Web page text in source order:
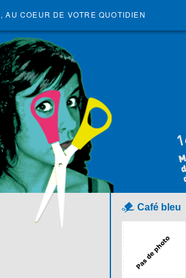
, AU COEUR DE VOTRE QUOTIDIEN
Café bleu